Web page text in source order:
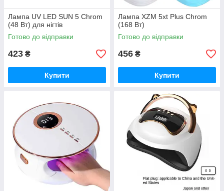
Лампа UV LED SUN 5 Chrom
(48 Вт) для нігтів
Готово до відправки
423 ₴
Купити
Лампа XZM 5xt Plus Chrom
(168 Вт)
Готово до відправки
456 ₴
Купити